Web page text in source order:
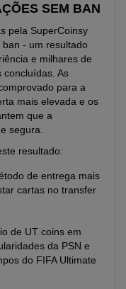
SEM BAN
pela SuperCoinsy
- um resultado
e milhares de
concluídas. As
para a
mais elevada e os
que a
segura.
resultado:
de entrega mais
cartas no transfer
de UT coins em
da PSN e
do FIFA Ultimate